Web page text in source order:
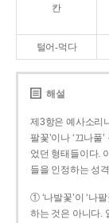
칸
털어-먹다
해설
제3항은 예사소리
팔꽃’이나 ‘끄나풀
었던 형태들이다.
들을 인정하는 성
① ‘나발꽃’이 ‘나
하는 것은 아니다.